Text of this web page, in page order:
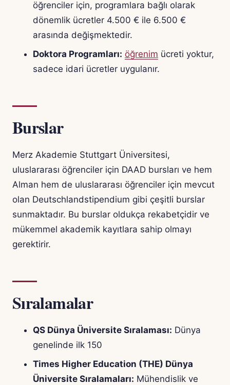
öğrenciler için, programlara bağlı olarak
dönemlik ücretler 4.500 € ile 6.500 €
arasında değişmektedir.
Doktora Programları: öğrenim ücreti yoktur,
sadece idari ücretler uygulanır.
Burslar
Merz Akademie Stuttgart Üniversitesi,
uluslararası öğrenciler için DAAD bursları ve hem
Alman hem de uluslararası öğrenciler için mevcut
olan Deutschlandstipendium gibi çeşitli burslar
sunmaktadır. Bu burslar oldukça rekabetçidir ve
mükemmel akademik kayıtlara sahip olmayı
gerektirir.
Sıralamalar
QS Dünya Üniversite Sıralaması: Dünya
genelinde ilk 150
Times Higher Education (THE) Dünya
Üniversite Sıralamaları: Mühendislik ve